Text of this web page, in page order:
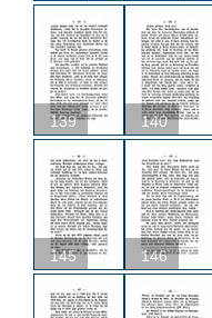
139 140
145 146